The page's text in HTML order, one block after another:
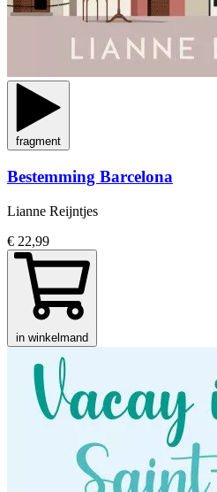
fragment
Bestemming Barcelona
Lianne Reijntjes
€ 22,99
in winkelmand